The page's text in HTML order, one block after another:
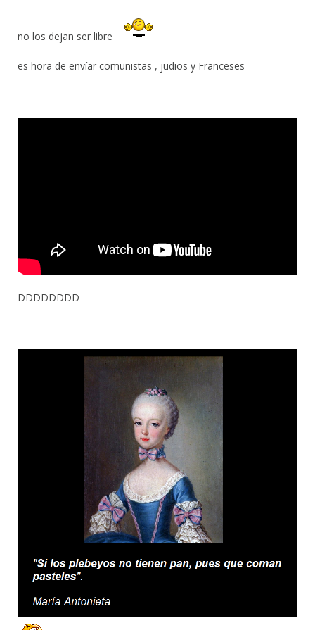
no los dejan ser libre
es hora de envíar comunistas , judios y Franceses
DDDDDDDD